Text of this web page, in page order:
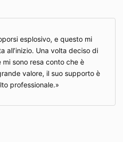
esplosivo, e questo mi
all’inizio. Una volta deciso di
sono resa conto che è
valore, il suo supporto è
professionale.